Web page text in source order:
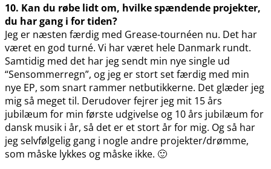
10. Kan du røbe lidt om, hvilke spændende projekter,
du har gang i for tiden?
Jeg er næsten færdig med Grease-tournéen nu. Det har
været en god turné. Vi har været hele Danmark rundt.
Samtidig med det har jeg sendt min nye single ud
“Sensommerregn”, og jeg er stort set færdig med min
nye EP, som snart rammer netbutikkerne. Det glæder jeg
mig så meget til. Derudover fejrer jeg mit 15 års
jubilæum for min første udgivelse og 10 års jubilæum for
dansk musik i år, så det er et stort år for mig. Og så har
jeg selvfølgelig gang i nogle andre projekter/drømme,
som måske lykkes og måske ikke. 🙂